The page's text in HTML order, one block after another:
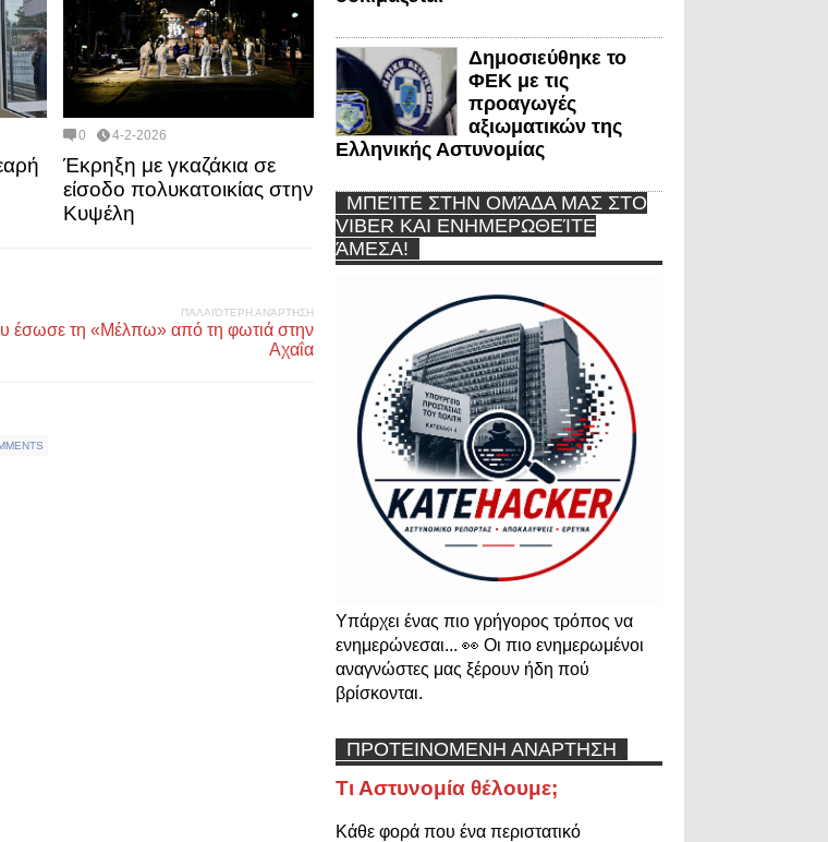
0 4-2-2026
Έκρηξη με γκαζάκια σε
είσοδο πολυκατοικίας στην
Κυψέλη
ΠΑΛΑΙΌΤΕΡΗ ΑΝΆΡΤΗΣΗ
έσωσε τη «Μέλπω» από τη φωτιά στην
Αχαΐα
Δημοσιεύθηκε το
ΦΕΚ με τις
προαγωγές
αξιωματικών της
Ελληνικής Αστυνομίας
ΜΠΕΊΤΕ ΣΤΗΝ ΟΜΆΔΑ ΜΑΣ ΣΤΟ
VIBER ΚΑΙ ΕΝΗΜΕΡΩΘΕΊΤΕ
ΆΜΕΣΑ!
Υπάρχει ένας πιο γρήγορος τρόπος να
ενημερώνεσαι... 👀 Οι πιο ενημερωμένοι
αναγνώστες μας ξέρουν ήδη πού
βρίσκονται.
ΠΡΟΤΕΙΝΟΜΕΝΗ ΑΝΑΡΤΗΣΗ
Τι Αστυνομία θέλουμε;
Κάθε φορά που ένα περιστατικό